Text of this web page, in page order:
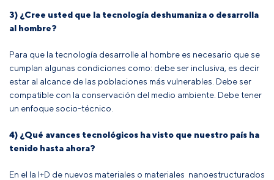
3) ¿Cree usted que la tecnología deshumaniza o desarrolla
al hombre?
Para que la tecnología desarrolle al hombre es necesario que se
cumplan algunas condiciones como: debe ser inclusiva, es decir
estar al alcance de las poblaciones más vulnerables. Debe ser
compatible con la conservación del medio ambiente. Debe tener
un enfoque socio-técnico.
4) ¿Qué avances tecnológicos ha visto que nuestro país ha
tenido hasta ahora?
En el la I+D de nuevos materiales o materiales nanoestructurados